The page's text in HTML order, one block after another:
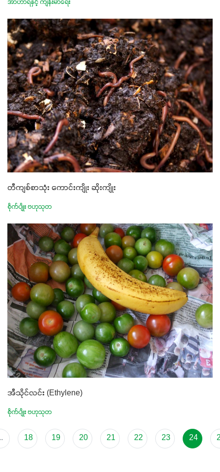
အာဟာရနှင့် ကျန်းမာရေး
တီကျစ်စာသုံး ကောင်းကျိုး ဆိုးကျိုး
စိုက်ပျိုး ဗဟုသုတ
အီသိုင်လင်း (Ethylene)
စိုက်ပျိုး ဗဟုသုတ
18 19 20 21 22 23 24